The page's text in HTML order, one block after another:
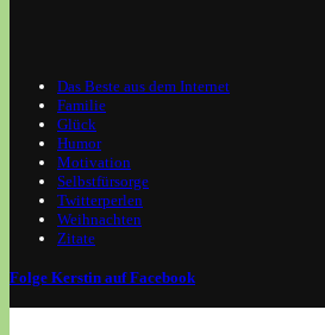
Das Beste aus dem Internet
Familie
Glück
Humor
Motivation
Selbstfürsorge
Twitterperlen
Weihnachten
Zitate
Folge Kerstin auf Facebook